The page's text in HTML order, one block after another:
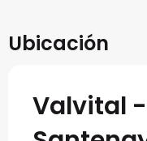
Ubicación
Valvital -